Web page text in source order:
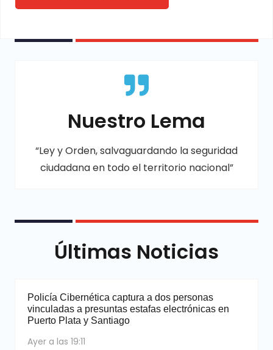
Nuestro Lema
“Ley y Orden, salvaguardando la seguridad
ciudadana en todo el territorio nacional”
Últimas Noticias
Policía Cibernética captura a dos personas
vinculadas a presuntas estafas electrónicas en
Puerto Plata y Santiago
Ayer a las 19:11